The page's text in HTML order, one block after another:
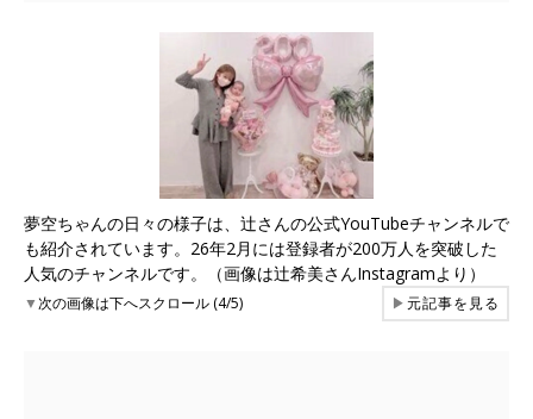
夢空ちゃんの日々の様子は、辻さんの公式YouTubeチャンネルで
も紹介されています。26年2月には登録者が200万人を突破した
人気のチャンネルです。（画像は辻希美さんInstagramより）
▼次の画像は下へスクロール (4/5) ▶元記事を見る